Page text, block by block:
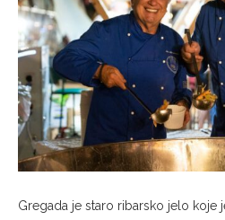
Gregada je staro ribarsko jelo koje